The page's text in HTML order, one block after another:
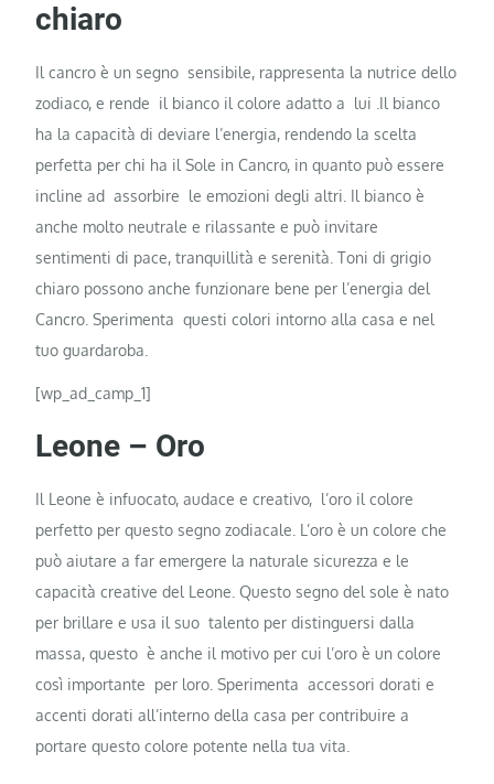
chiaro
Il cancro è un segno sensibile, rappresenta la nutrice dello
zodiaco, e rende il bianco il colore adatto a lui .Il bianco
ha la capacità di deviare l’energia, rendendo la scelta
perfetta per chi ha il Sole in Cancro, in quanto può essere
incline ad assorbire le emozioni degli altri. Il bianco è
anche molto neutrale e rilassante e può invitare
sentimenti di pace, tranquillità e serenità. Toni di grigio
chiaro possono anche funzionare bene per l’energia del
Cancro. Sperimenta questi colori intorno alla casa e nel
tuo guardaroba.
[wp_ad_camp_1]
Leone – Oro
Il Leone è infuocato, audace e creativo, l’oro il colore
perfetto per questo segno zodiacale. L’oro è un colore che
può aiutare a far emergere la naturale sicurezza e le
capacità creative del Leone. Questo segno del sole è nato
per brillare e usa il suo talento per distinguersi dalla
massa, questo è anche il motivo per cui l’oro è un colore
così importante per loro. Sperimenta accessori dorati e
accenti dorati all’interno della casa per contribuire a
portare questo colore potente nella tua vita.